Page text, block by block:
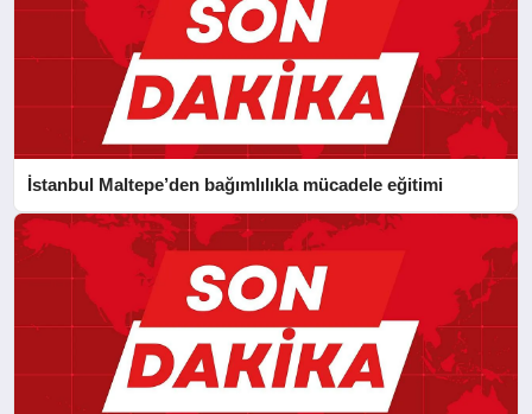
İstanbul Maltepe’den bağımlılıkla mücadele eğitimi